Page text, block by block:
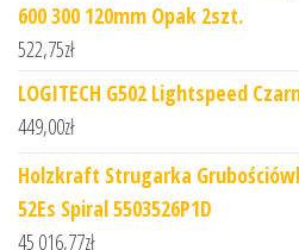
600 300 120mm Opak 2szt.
522,75zł
LOGITECH G502 Lightspeed
449,00zł
Holzkraft Strugarka
52Es Spiral 5503526P1D
45 016,77zł